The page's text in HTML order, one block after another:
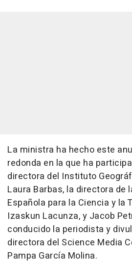
La ministra ha hecho este
redonda en la que ha
directora del Instituto
Laura Barbas, la directora de
Española para la Ciencia y la
Izaskun Lacunza, y Jacob
conducido la periodista y
directora del Science Media
Pampa García Molina.